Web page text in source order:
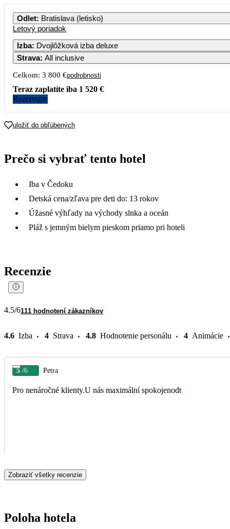
Odlet: Bratislava (letisko)
Letový poriadok
Izba: Dvojlôžková izba deluxe
Strava: All inclusive
Celkom: 3 800 €podrobnosti
Teraz zaplatíte iba 1 520 €
Rezervujte
uložiť do obľúbených
Prečo si vybrať tento hotel
Iba v Čedoku
Detská cena/zľava pre deti do: 13 rokov
Úžasné výhľady na východy slnka a oceán
Pláž s jemným bielym pieskom priamo pri hoteli
Recenzie
4.5/6111 hodnotení zákazníkov
4.6 Izba 4 Strava 4.8 Hodnotenie personálu 4 Animácie
5 /6 Petra
Pro nenáročné klienty.U nás maximální spokojenodt
Zobraziť všetky recenzie
Poloha hotela